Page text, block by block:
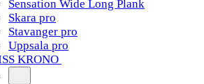
Sensation Wide Long Plank
Skara pro
Stavanger pro
Uppsala pro
KRONO